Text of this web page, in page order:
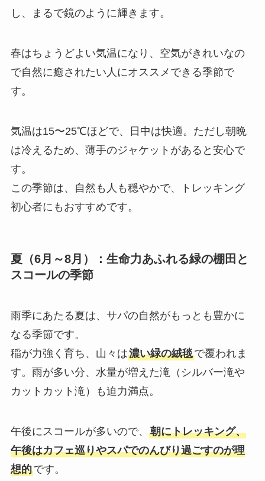
し、まるで鏡のように輝きます。
春はちょうどよい気温になり、空気がきれいなの
で自然に癒されたい人にオススメできる季節で
す。
気温は15〜25℃ほどで、日中は快適。ただし朝晩
は冷えるため、薄手のジャケットがあると安心で
す。
この季節は、自然も人も穏やかで、トレッキング
初心者にもおすすめです。
夏（6月～8月）：生命力あふれる緑の棚田と
スコールの季節
雨季にあたる夏は、サパの自然がもっとも豊かに
なる季節です。
稲が力強く育ち、山々は濃い緑の絨毯で覆われま
す。雨が多い分、水量が増えた滝（シルバー滝や
カットカット滝）も迫力満点。
午後にスコールが多いので、 朝にトレッキング、
午後はカフェ巡りやスパでのんびり過ごすのが理
想的です。